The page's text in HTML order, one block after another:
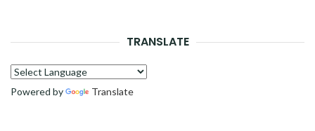
TRANSLATE
Powered by Translate